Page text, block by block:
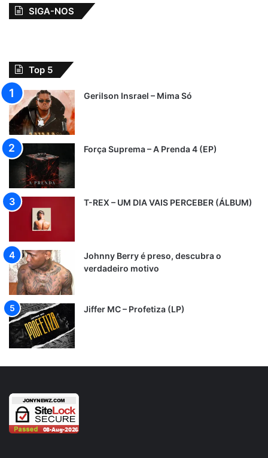
SIGA-NOS
Top 5
Gerilson Insrael – Mima Só
Força Suprema – A Prenda 4 (EP)
T-REX – UM DIA VAIS PERCEBER (ÁLBUM)
Johnny Berry é preso, descubra o
verdadeiro motivo
Jiffer MC – Profetiza (LP)